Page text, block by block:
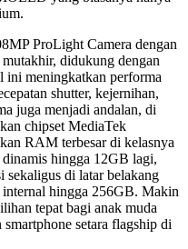
ProLight Camera dengan
didukung dengan
meningkatkan performa
shutter, kejernihan,
juga menjadi andalan, di
chipset MediaTek
RAM terbesar di kelasnya
hingga 12GB lagi,
sekaligus di latar belakang
hingga 256GB. Makin
tepat bagi anak muda
setara flagship di